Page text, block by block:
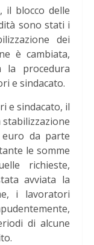
il blocco delle
sono stati i
dei
è cambiata,
la procedura
e sindacato.
e sindacato, il
euro da parte
le somme
richieste,
avviata la
i lavoratori
di alcune